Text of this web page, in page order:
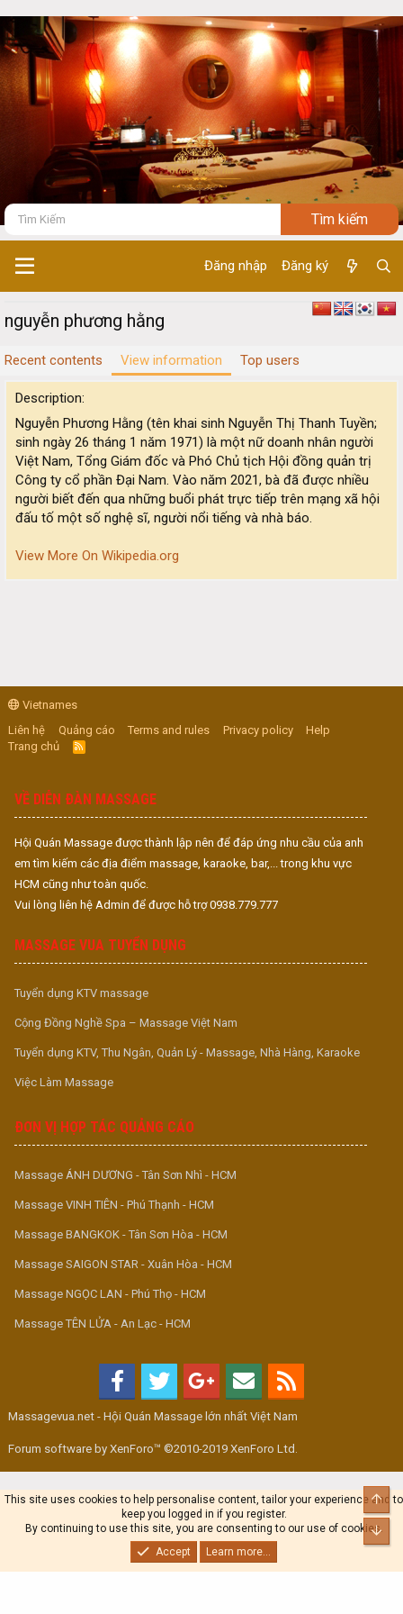
Đăng nhập Đăng ký
nguyễn phương hằng
Recent contents View information Top users
Description
Nguyễn Phương Hằng (tên khai sinh Nguyễn Thị Thanh Tuyền;
sinh ngày 26 tháng 1 năm 1971) là một nữ doanh nhân người
Việt Nam, Tổng Giám đốc và Phó Chủ tịch Hội đồng quản trị
Công ty cổ phần Đại Nam. Vào năm 2021, bà đã được nhiều
người biết đến qua những buổi phát trực tiếp trên mạng xã hội
đấu tố một số nghệ sĩ, người nổi tiếng và nhà báo.
View More On Wikipedia.org
Vietnames
Liên hệ
Quảng cáo Terms and rules Privacy policy
Help
Trang chủ
R
S
VỀ DIỄN ĐÀN MASSAGE
Hội Quán Massage được thành lập nên để đáp ứng nhu cầu của anh
em tìm kiếm các địa điểm massage, karaoke, bar,... trong khu vực
HCM cũng như toàn quốc.
Vui lòng liên hệ Admin để được hỗ trợ 0938.779.777
MASSAGE VUA TUYỂN DỤNG
Tuyển dụng KTV massage
Cộng Đồng Nghề Spa – Massage Việt Nam
Tuyển dụng KTV, Thu Ngân, Quản Lý - Massage, Nhà Hàng, Karaoke
Việc Làm Massage
ĐƠN VỊ HỢP TÁC QUẢNG CÁO
Massage ÁNH DƯƠNG - Tân Sơn Nhì - HCM
Massage VINH TIÊN - Phú Thạnh - HCM
Massage BANGKOK - Tân Sơn Hòa - HCM
Massage SAIGON STAR - Xuân Hòa - HCM
Massage NGỌC LAN - Phú Thọ - HCM
Massage TÊN LỬA - An Lạc - HCM
Massagevua.net - Hội Quán Massage lớn nhất Việt Nam
Forum software by XenForo™ ©2010-2019 XenForo Ltd.
This site uses cookies to help personalise content, tailor your experience and to
keep you logged in if you register.
By continuing to use this site, you are consenting to our use of cookies.
Accept
Learn more...
Top